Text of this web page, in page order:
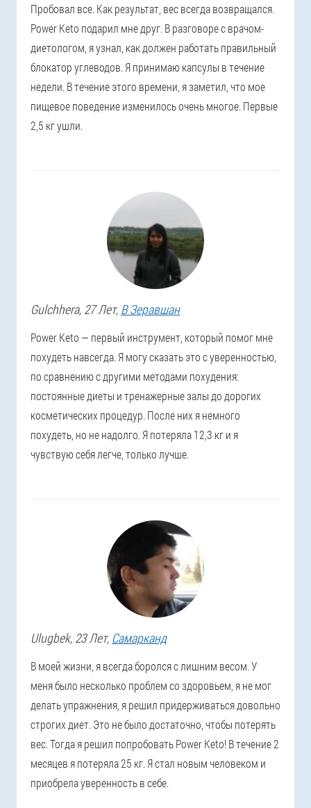
Пробовал все. Как результат, вес всегда возвращался.
Power Keto подарил мне друг. В разговоре с врачом-
диетологом, я узнал, как должен работать правильный
блокатор углеводов. Я принимаю капсулы в течение
недели. В течение этого времени, я заметил, что мое
пищевое поведение изменилось очень многое. Первые
2,5 кг ушли.
Gulchhera, 27 Лет, В Зеравшан
Power Keto — первый инструмент, который помог мне
похудеть навсегда. Я могу сказать это с уверенностью,
по сравнению с другими методами похудения:
постоянные диеты и тренажерные залы до дорогих
косметических процедур. После них я немного
похудеть, но не надолго. Я потеряла 12,3 кг и я
чувствую себя легче, только лучше.
Ulugbek, 23 Лет, Самарканд
В моей жизни, я всегда боролся с лишним весом. У
меня было несколько проблем со здоровьем, я не мог
делать упражнения, я решил придерживаться довольно
строгих диет. Это не было достаточно, чтобы потерять
вес. Тогда я решил попробовать Power Keto! В течение 2
месяцев я потеряла 25 кг. Я стал новым человеком и
приобрела уверенность в себе.